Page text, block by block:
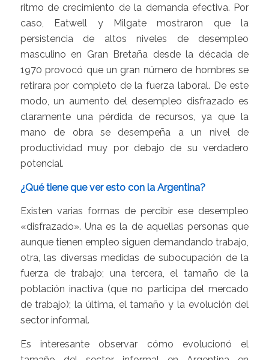
ritmo de crecimiento de la demanda efectiva. Por
caso, Eatwell y Milgate mostraron que la
persistencia de altos niveles de desempleo
masculino en Gran Bretaña desde la década de
1970 provocó que un gran número de hombres se
retirara por completo de la fuerza laboral. De este
modo, un aumento del desempleo disfrazado es
claramente una pérdida de recursos, ya que la
mano de obra se desempeña a un nivel de
productividad muy por debajo de su verdadero
potencial.
¿Qué tiene que ver esto con la Argentina?
Existen varias formas de percibir ese desempleo
«disfrazado». Una es la de aquellas personas que
aunque tienen empleo siguen demandando trabajo,
otra, las diversas medidas de subocupación de la
fuerza de trabajo; una tercera, el tamaño de la
población inactiva (que no participa del mercado
de trabajo); la última, el tamaño y la evolución del
sector informal.
Es interesante observar cómo evolucionó el